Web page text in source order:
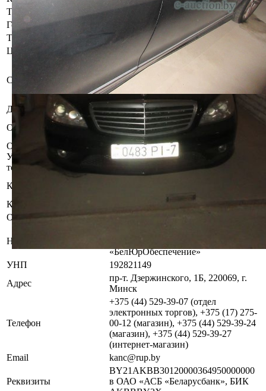
Тип кузова
Седан
Год выпуска
Тип двигателя
Бензин
Цвет
Черный
Состояние
Бывшее в употреблении, при
инструментальном контроле,
диагностике, разборке возможно
выявление скрытых дефектов
Должник
Протасевич Юрий Иосифович
Обременения
Арест следственных органов Арест
судебного исполнителя
Осмотр объекта
Участник электронных торгов обязан до начала электронных
торгов осмотреть предмет торгов ( п.2.4.3 Регламента)
Контактное лицо
Контакты
+375445293907
Организатор/оператор торгов
Наименование
«БелЮрОбеспечение»
УНП
192821149
Адрес
пр-т. Дзержинского, 1Б, 220069, г.
Минск
Телефон
+375 (44) 529-39-07 (отдел
электронных торгов), +375 (17) 275-
00-12 (магазин), +375 (44) 529-39-24
(магазин), +375 (44) 529-39-27
(интернет-магазин)
Email
kanc@rup.by
Реквизиты
BY21AKBB30120000364950000000
в ОАО «АСБ «Беларусбанк», БИК